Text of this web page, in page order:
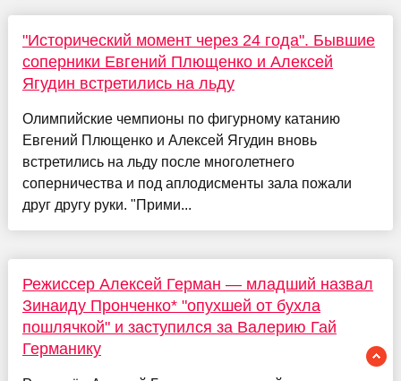
"Исторический момент через 24 года". Бывшие
соперники Евгений Плющенко и Алексей
Ягудин встретились на льду
Олимпийские чемпионы по фигурному катанию
Евгений Плющенко и Алексей Ягудин вновь
встретились на льду после многолетнего
соперничества и под аплодисменты зала пожали
друг другу руки. "Прими...
Режиссер Алексей Герман — младший назвал
Зинаиду Пронченко* "опухшей от бухла
пошлячкой" и заступился за Валерию Гай
Германику